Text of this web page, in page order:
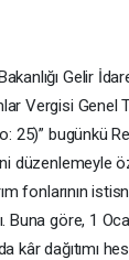
Gelir
Vergisi Genel
25)” bugünkü
düzenlemeyle
fonlarının
Buna göre, 1
kâr dağıtımı